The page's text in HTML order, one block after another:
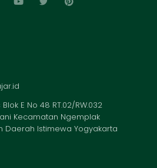
E No 48 RT.02/RW.032
Kecamatan Ngemplak
Daerah Istimewa Yogyakarta